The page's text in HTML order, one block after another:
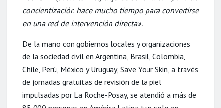
concientización hace mucho tiempo para convertirse
en una red de intervención directa».
De la mano con gobiernos locales y organizaciones
de la sociedad civil en Argentina, Brasil, Colombia,
Chile, Perú, México y Uruguay, Save Your Skin, a través
de jornadas gratuitas de revisión de la piel
impulsadas por La Roche-Posay, se atendió a más de